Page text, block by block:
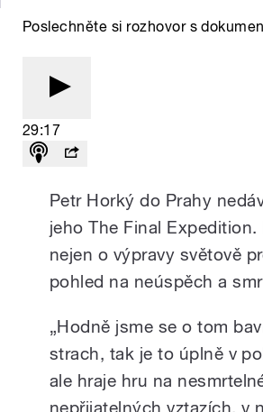
Poslechněte si rozhovor s
29:17
Petr Horký do Prahy
jeho The Final
nejen o výpravy světově
pohled na neúspěch a
„Hodně jsme se o tom
strach, tak je to úplně v
ale hraje hru na
nepřijatelných vztazích, v